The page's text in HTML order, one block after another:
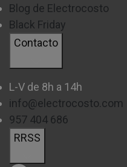
Blog de Electrocosto
Black Friday
Contacto
L-V de 8h a 14h
info@electrocosto.com
957 404 686
RRSS